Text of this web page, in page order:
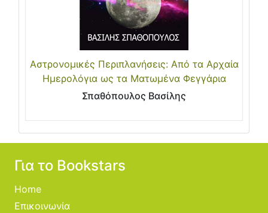
Αστρονομικές Περιπλανήσεις: Από τα Αρχαία
Ημερολόγια ως τα Ματωμένα Φεγγάρια
Σπαθόπουλος Βασίλης
Για το Bookstars
Home
Επικοινωνία